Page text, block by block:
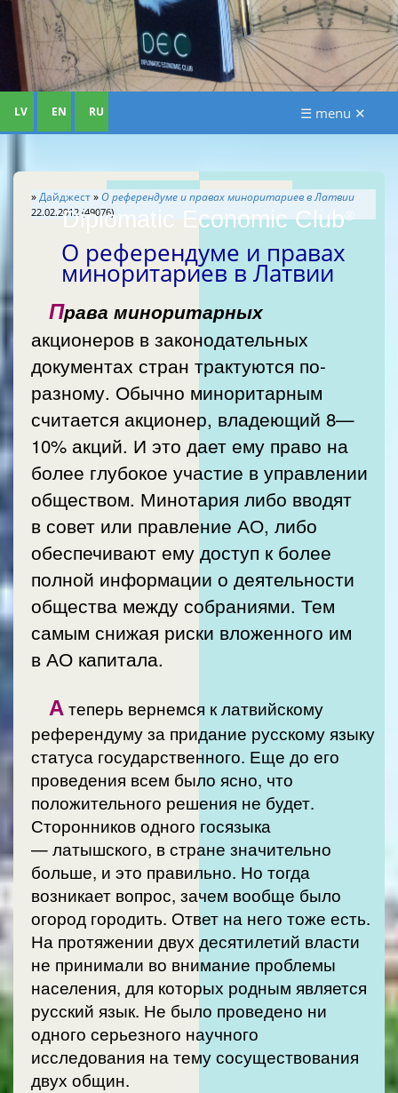
Diplomatic Economic Club®
LV EN RU ☰ menu ✕
»Дайджест» О референдуме и правах миноритариев в Латвии
22.02.2012 (49076)
О референдуме и правах
миноритариев в Латвии
Права миноритарных
акционеров в законодательных
документах стран трактуются по-
разному. Обычно миноритарным
считается акционер, владеющий 8—
10% акций. И это дает ему право на
более глубокое участие в управлении
обществом. Минотария либо вводят
в совет или правление АО, либо
обеспечивают ему доступ к более
полной информации о деятельности
общества между собраниями. Тем
самым снижая риски вложенного им
в АО капитала.
Атеперь вернемся к латвийскому
референдуму за придание русскому языку
статуса государственного. Еще до его
проведения всем было ясно, что
положительного решения не будет.
Сторонников одного госязыка
— латышского, в стране значительно
больше, и это правильно. Но тогда
возникает вопрос, зачем вообще было
огород городить. Ответ на него тоже есть.
На протяжении двух десятилетий власти
не принимали во внимание проблемы
населения, для которых родным является
русский язык. Не было проведено ни
одного серьезного научного
исследования на тему сосуществования
двух общин.